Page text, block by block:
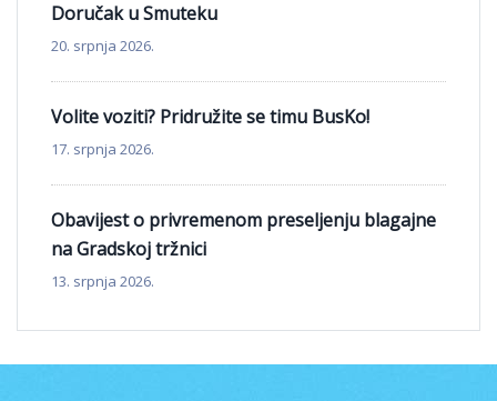
Doručak u Smuteku
20. srpnja 2026.
Volite voziti? Pridružite se timu BusKo!
17. srpnja 2026.
Obavijest o privremenom preseljenju blagajne
na Gradskoj tržnici
13. srpnja 2026.